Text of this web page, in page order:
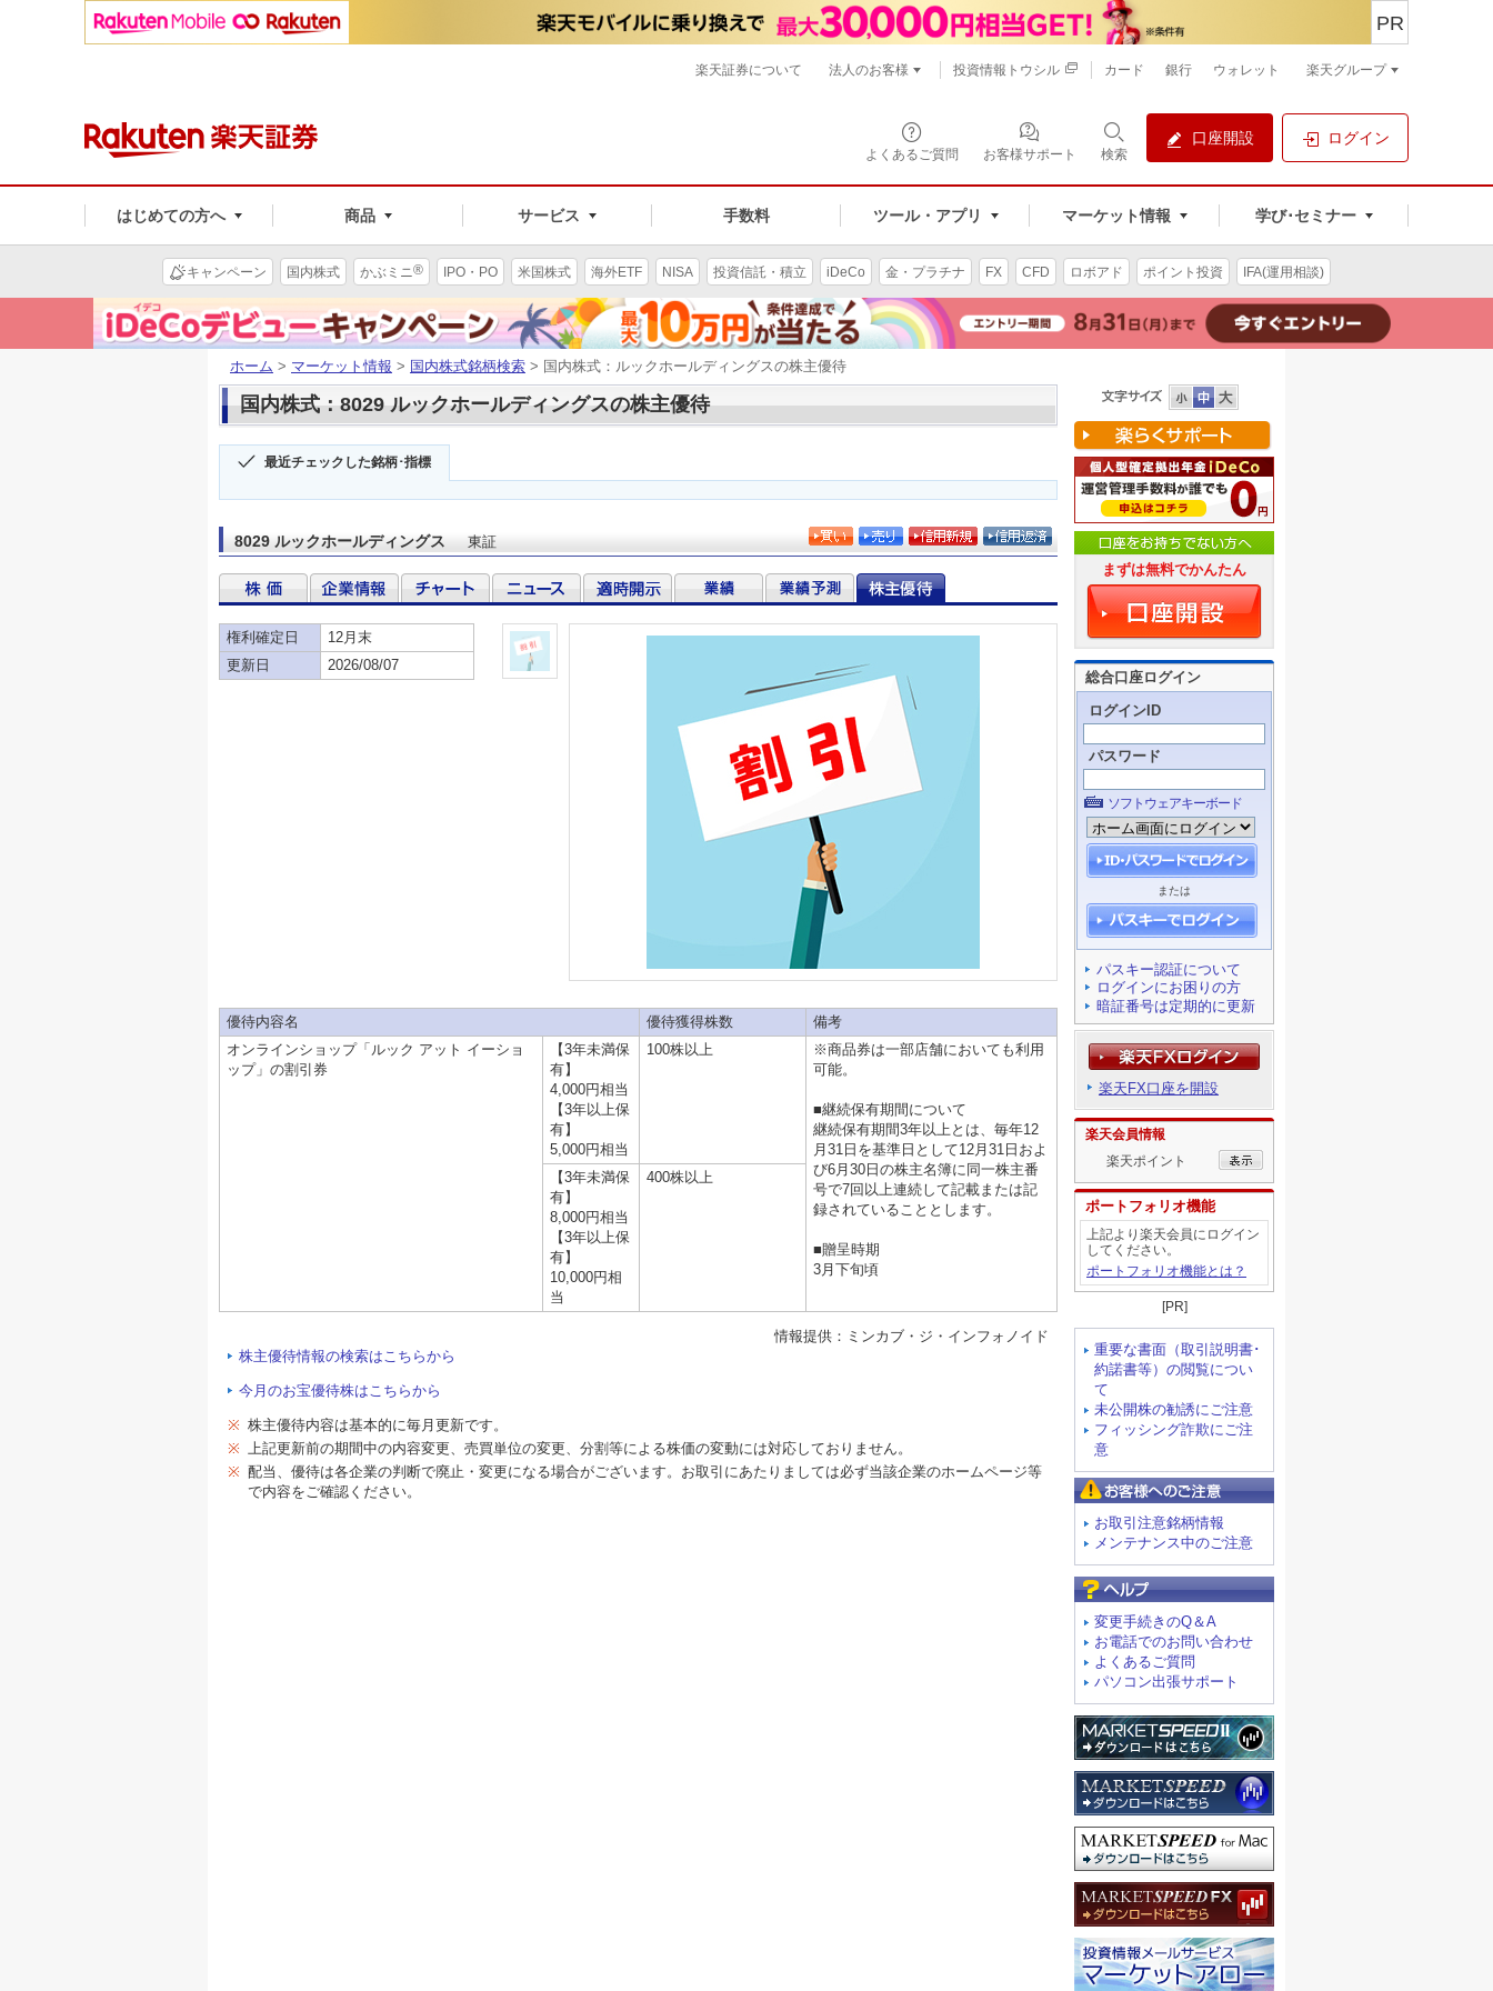
よくあるご質問 お客様サポート 検索
口座開設 ログイン
はじめての方へ 商品 サービス 手数料 ツール・アプリ マーケット情報 学び･セミナー
PR
楽天証券について 法人のお客様 投資情報トウシル カード 銀行 ウォレット 楽天グループ
キャンペーン 国内株式 かぶミニ® IPO・PO 米国株式 海外ETF NISA 投資信託・積立 iDeCo 金・プラチナ FX CFD ロボアド ポイント投資 IFA(運用相談)
ホーム > マーケット情報 > 国内株式銘柄検索 > 国内株式：ルックホールディングスの株主優待
国内株式：8029 ルックホールディングスの株主優待
最近チェックした銘柄･指標
8029 ルックホールディングス 東証
権利確定日
12月末
更新日
2026/08/07
優待内容名 優待獲得株数
備考
オンラインショップ「ルック アット イーショ
ップ」の割引券
【3年未満保
有】
4,000円相当
【3年以上保
有】
5,000円相当
100株以上
※商品券は一部店舗においても利用
可能。
■継続保有期間について
継続保有期間3年以上とは、毎年12
月31日を基準日として12月31日およ
び6月30日の株主名簿に同一株主番
号で7回以上連続して記載または記
録されていることとします。
■贈呈時期
3月下旬頃
【3年未満保
有】
8,000円相当
【3年以上保
有】
10,000円相
当
400株以上
情報提供：ミンカブ・ジ・インフォノイド
株主優待情報の検索はこちらから
今月のお宝優待株はこちらから
※ 株主優待内容は基本的に毎月更新です。
※ 上記更新前の期間中の内容変更、売買単位の変更、分割等による株価の変動には対応しておりません。
※ 配当、優待は各企業の判断で廃止・変更になる場合がございます。お取引にあたりましては必ず当該企業のホームページ等
で内容をご確認ください。
まずは無料でかんたん
総合口座ログイン
ログインID
パスワード
ソフトウェアキーボード
または
パスキー認証について
ログインにお困りの方
暗証番号は定期的に更新
楽天FX口座を開設
楽天会員情報
楽天ポイント
ポートフォリオ機能
上記より楽天会員にログイン
してください。
ポートフォリオ機能とは？
[PR]
重要な書面（取引説明書･
約諾書等）の閲覧につい
て
未公開株の勧誘にご注意
フィッシング詐欺にご注
意
お取引注意銘柄情報
メンテナンス中のご注意
変更手続きのQ＆A
お電話でのお問い合わせ
よくあるご質問
パソコン出張サポート